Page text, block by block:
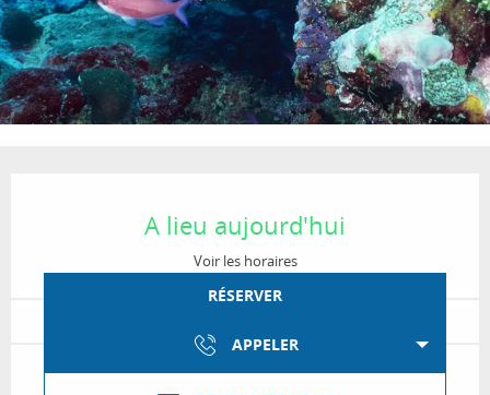
A lieu aujourd'hui
Voir les horaires
RÉSERVER
APPELER